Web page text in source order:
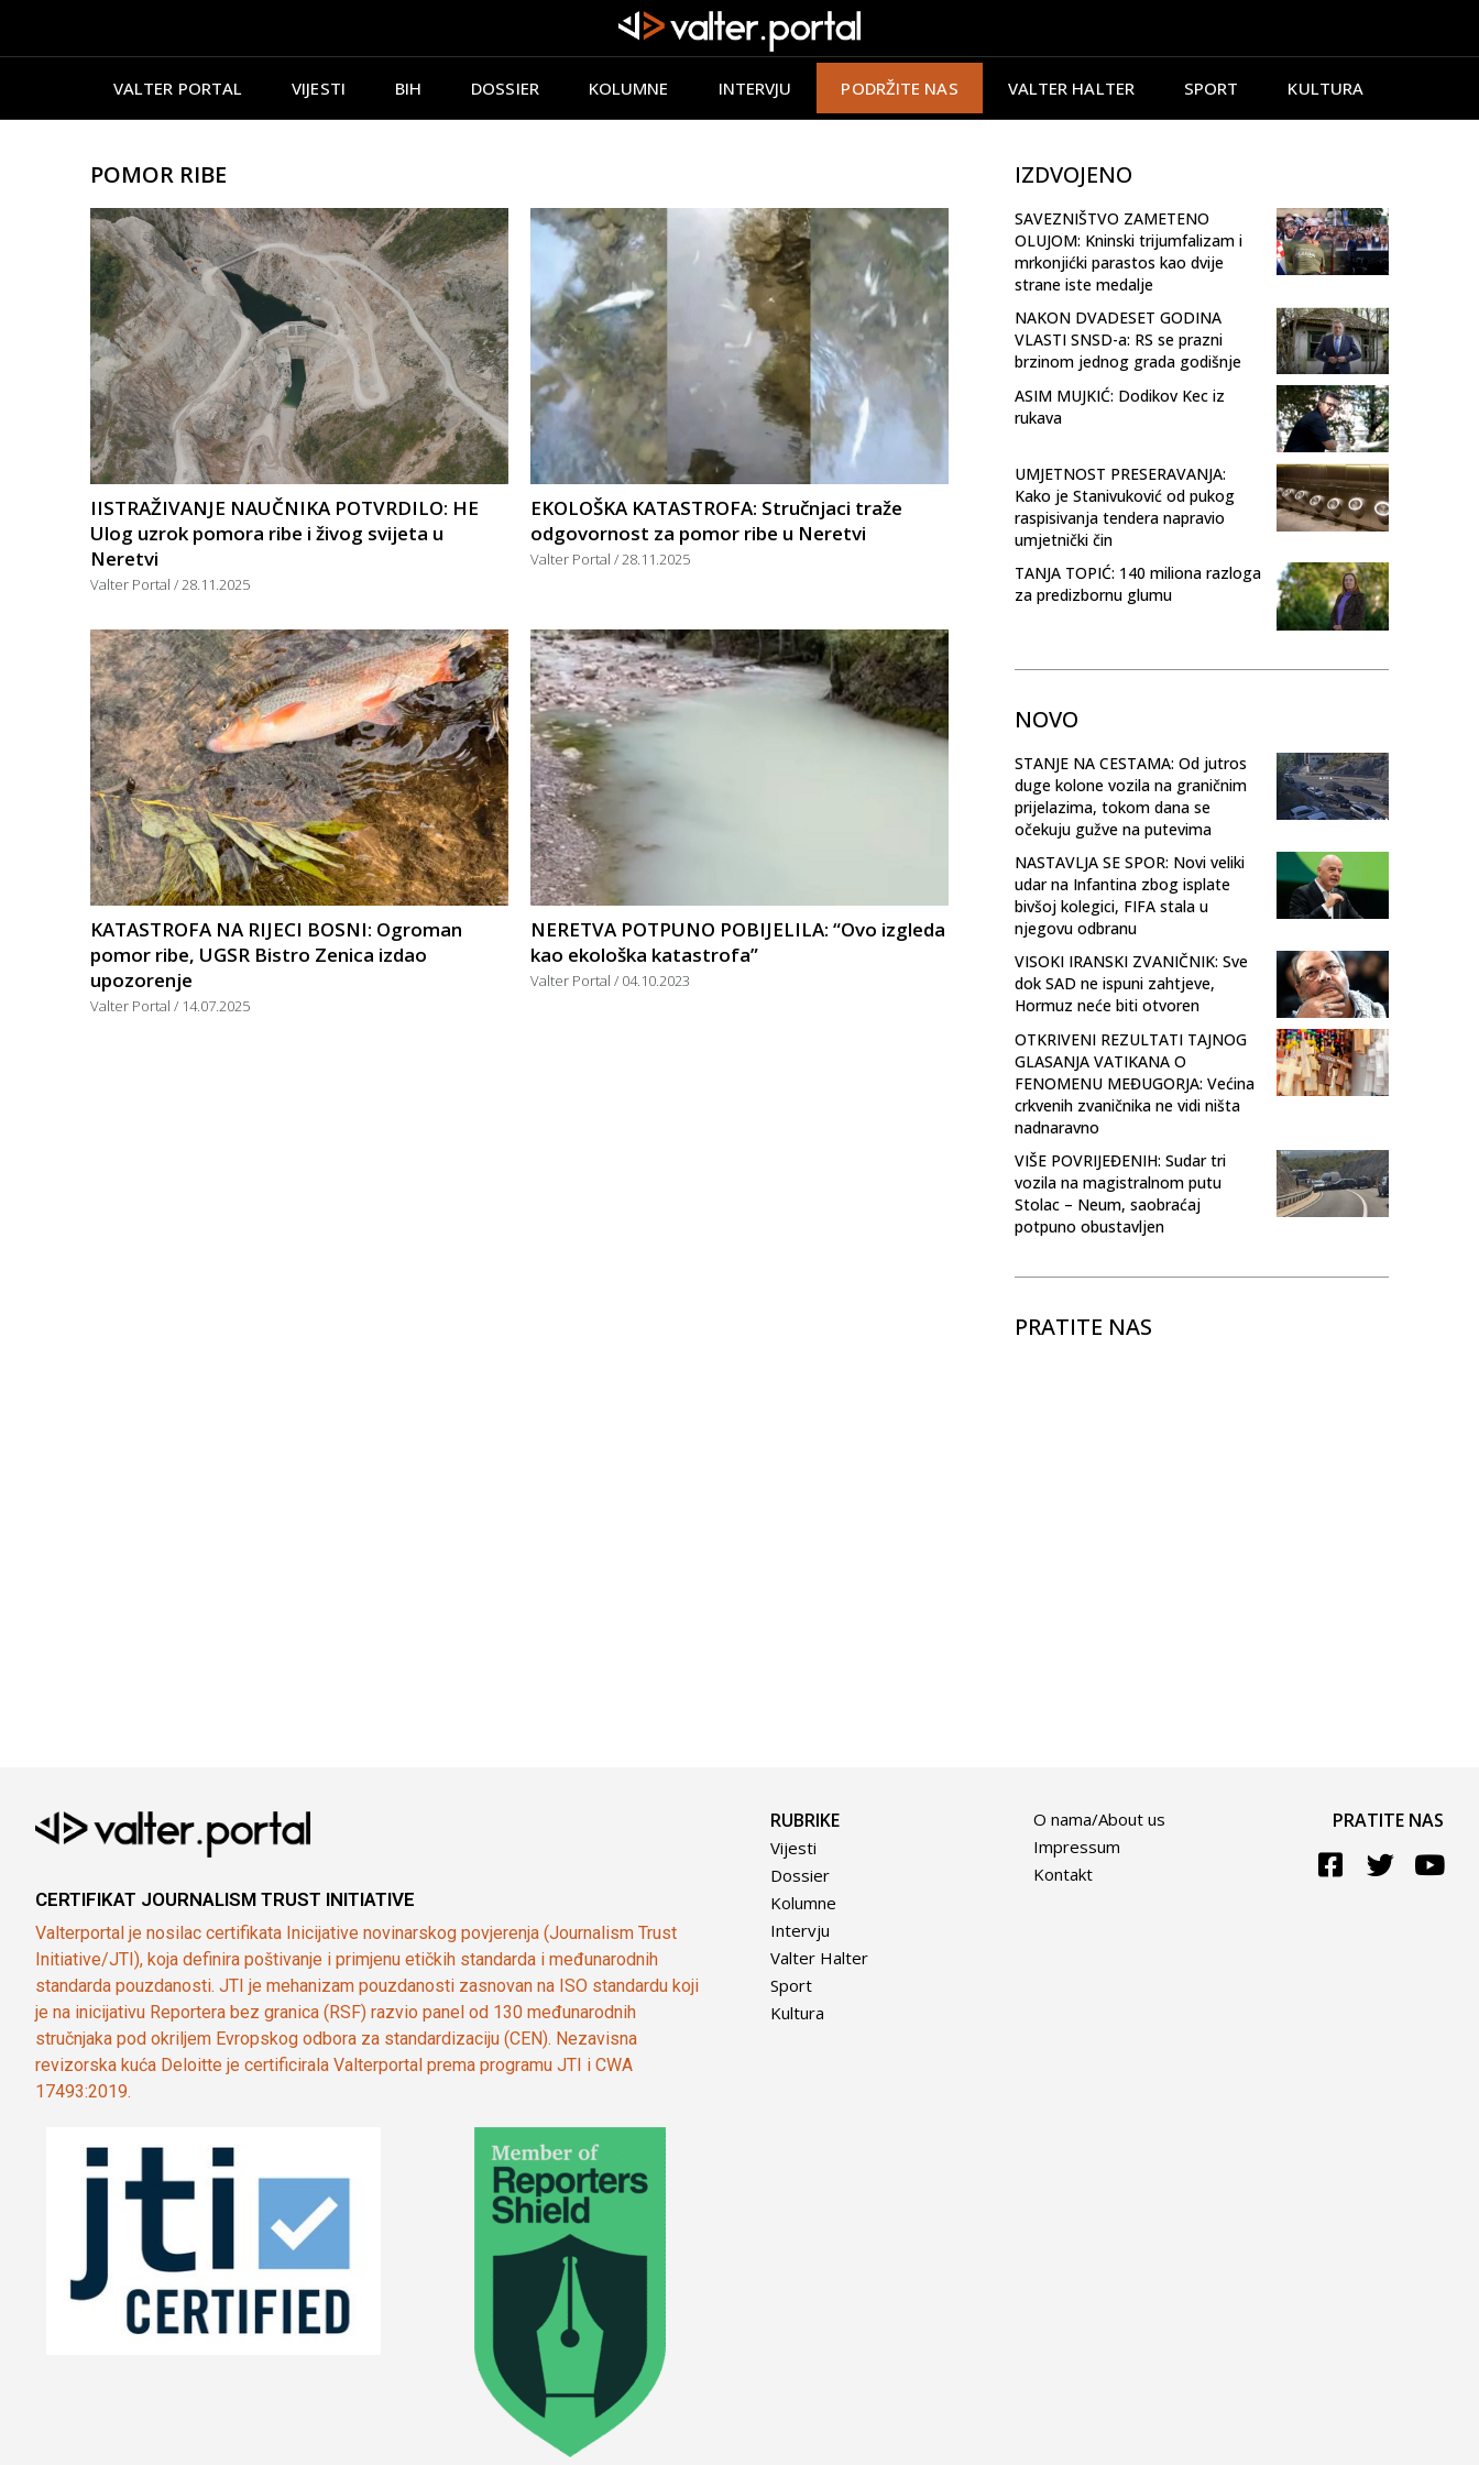
VALTER PORTAL VIJESTI BIH DOSSIER KOLUMNE INTERVJU PODRŽITE NAS VALTER HALTER SPORT KULTURA
POMOR RIBE
IISTRAŽIVANJE NAUČNIKA POTVRDILO: HE
Ulog uzrok pomora ribe i živog svijeta u
Neretvi
Valter Portal 28.11.2025
EKOLOŠKA KATASTROFA: Stručnjaci traže
odgovornost za pomor ribe u Neretvi
Valter Portal 28.11.2025
KATASTROFA NA RIJECI BOSNI: Ogroman
pomor ribe, UGSR Bistro Zenica izdao
upozorenje
Valter Portal 14.07.2025
NERETVA POTPUNO POBIJELILA: “Ovo izgleda
kao ekološka katastrofa”
Valter Portal 04.10.2023
IZDVOJENO
SAVEZNIŠTVO ZAMETENO
OLUJOM: Kninski trijumfalizam i
mrkonjićki parastos kao dvije
strane iste medalje
NAKON DVADESET GODINA
VLASTI SNSD-a: RS se prazni
brzinom jednog grada godišnje
ASIM MUJKIĆ: Dodikov Kec iz
rukava
UMJETNOST PRESERAVANJA:
Kako je Stanivuković od pukog
raspisivanja tendera napravio
umjetnički čin
TANJA TOPIĆ: 140 miliona razloga
za predizbornu glumu
NOVO
STANJE NA CESTAMA: Od jutros
duge kolone vozila na graničnim
prijelazima, tokom dana se
očekuju gužve na putevima
NASTAVLJA SE SPOR: Novi veliki
udar na Infantina zbog isplate
bivšoj kolegici, FIFA stala u
njegovu odbranu
VISOKI IRANSKI ZVANIČNIK: Sve
dok SAD ne ispuni zahtjeve,
Hormuz neće biti otvoren
OTKRIVENI REZULTATI TAJNOG
GLASANJA VATIKANA O
FENOMENU MEĐUGORJA: Većina
crkvenih zvaničnika ne vidi ništa
nadnaravno
VIŠE POVRIJEĐENIH: Sudar tri
vozila na magistralnom putu
Stolac – Neum, saobraćaj
potpuno obustavljen
PRATITE NAS
CERTIFIKAT JOURNALISM TRUST INITIATIVE
Valterportal je nosilac certifikata Inicijative novinarskog povjerenja (Journalism Trust
Initiative/JTI), koja definira poštivanje i primjenu etičkih standarda i međunarodnih
standarda pouzdanosti. JTI je mehanizam pouzdanosti zasnovan na ISO standardu koji
je na inicijativu Reportera bez granica (RSF) razvio panel od 130 međunarodnih
stručnjaka pod okriljem Evropskog odbora za standardizaciju (CEN). Nezavisna
revizorska kuća Deloitte je certificirala Valterportal prema programu JTI i CWA
17493:2019.
RUBRIKE
Vijesti
Dossier
Kolumne
Intervju
Valter Halter
Sport
Kultura
O nama/About us
Impressum
Kontakt
PRATITE NAS